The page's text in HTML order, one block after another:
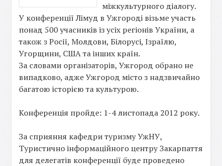
міжкультурного діалогу.
У конференції Лімуд в Ужгороді візьме участь
понад 500 учасників із усіх регіонів України, а
також з Росії, Молдови, Білорусі, Ізраїлю,
Угорщини, США та інших країн.
За словами організаторів, Ужгород обрано не
випадково, адже Ужгород місто з надзвичайно
багатою історією та культурою.
Конференція пройде: 1-4 листопада 2012 року.
За сприяння кафедри туризму УжНУ,
Туристично інформаційного центру Закарпаття
для делегатів конференції буде проведено